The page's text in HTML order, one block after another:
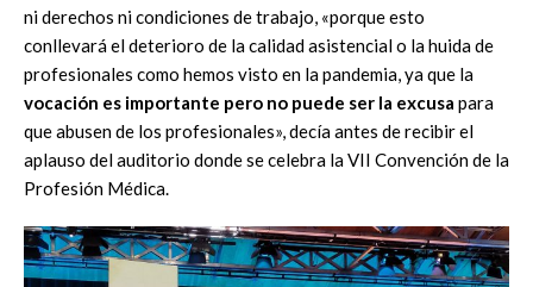
ni derechos ni condiciones de trabajo, «porque esto
conllevará el deterioro de la calidad asistencial o la huida de
profesionales como hemos visto en la pandemia, ya que la
vocación es importante pero no puede ser la excusa para
que abusen de los profesionales», decía antes de recibir el
aplauso del auditorio donde se celebra la VII Convención de la
Profesión Médica.